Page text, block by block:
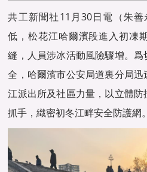
共工新聞社11月30日電（朱
低，松花江哈爾濱段進入初凍
縫，人員涉冰活動風險驟增。
全，哈爾濱市公安局道裏分局
江派出所及社區力量，以立體
抓手，織密初冬江畔安全防護網。